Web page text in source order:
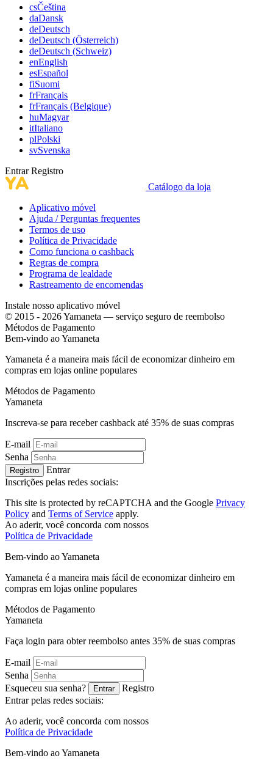
csČeština
daDansk
deDeutsch
deDeutsch (Österreich)
deDeutsch (Schweiz)
enEnglish
esEspañol
fiSuomi
frFrançais
frFrançais (Belgique)
huMagyar
itItaliano
plPolski
svSvenska
Entrar Registro
Catálogo da loja
Aplicativo móvel
Ajuda / Perguntas frequentes
Termos de uso
Política de Privacidade
Como funciona o cashback
Regras de compra
Programa de lealdade
Rastreamento de encomendas
Instale nosso aplicativo móvel
© 2015 - 2026 Yamaneta — serviço seguro de reembolso
Métodos de Pagamento
Bem-vindo aoYamaneta
Yamaneta é a maneira mais fácil de economizar dinheiro em
compras em lojas online populares
Métodos de Pagamento
Yamaneta
Inscreva-se para receber cashback até 35% de suas compras
E-mail
Senha
Registro
Entrar
Inscrições pelas redes sociais:
This site is protected by reCAPTCHA and the Google Privacy
Policy and Terms of Service apply.
Ao aderir, você concorda com nossos
Política de Privacidade
Bem-vindo aoYamaneta
Yamaneta é a maneira mais fácil de economizar dinheiro em
compras em lojas online populares
Métodos de Pagamento
Yamaneta
Faça login para obter reembolso antes 35% de suas compras
E-mail
Senha
Esqueceu sua senha?
Entrar
Registro
Entrar pelas redes sociais:
Ao aderir, você concorda com nossos
Política de Privacidade
Bem-vindo aoYamaneta